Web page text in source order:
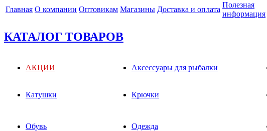
Главная О компании Оптовикам Магазины Доставка и оплата
Полезная
информация
КАТАЛОГ ТОВАРОВ
АКЦИИ Аксессуары для рыбалки
Катушки Крючки
Обувь Одежда